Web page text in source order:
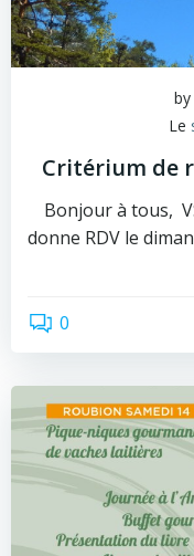
by
Le
Critérium de
Bonjour à tous,
donne RDV le
0